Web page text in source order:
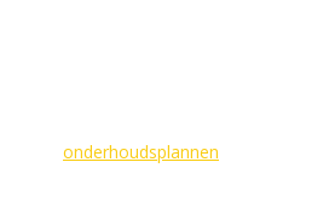
onderhoudsplannen